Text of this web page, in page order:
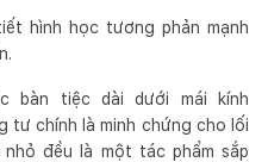
hình học tương phản mạnh
bàn tiệc dài dưới mái kính
tư chính là minh chứng cho lối
đều là một tác phẩm sắp